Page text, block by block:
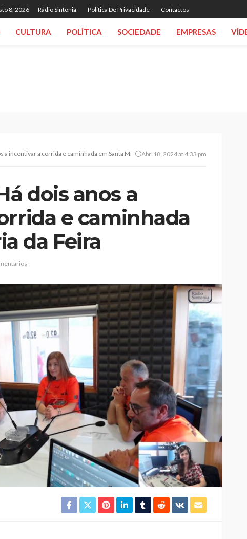
8, 2026 Rádio Sintonia Politica De Privacidade Contactos
CULTURA POLÍTICA SOCIEDADE EMPRESAS
a incentivar a corrida e caminhada em Santa Maria da FeiraAbr. 18, 2024 at 4:33 pm
dois anos a
e caminhada
da Feira